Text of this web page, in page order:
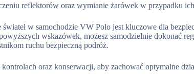
reflektorów oraz wymianie żarówek w przypadku
świateł w samochodzie VW Polo jest kluczowe dla
wskazówek, możesz samodzielnie dokonać
ruchu bezpieczną podróż.
oraz konserwacji, aby zachować optymalne